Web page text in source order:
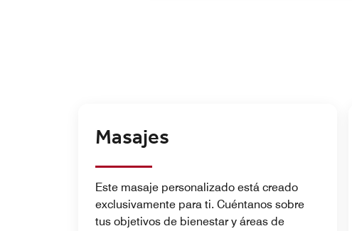
Masajes
Este masaje personalizado está creado
exclusivamente para ti. Cuéntanos sobre
tus objetivos de bienestar y áreas de